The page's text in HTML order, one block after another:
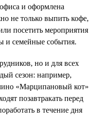
и оформлена
не только выпить кофе,
посетить мероприятия
и семейные события.
но и для всех
сезон: например,
«Марципановый кот»
позавтракать перед
в течение дня